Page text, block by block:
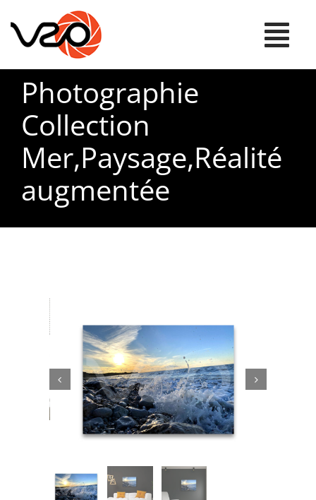
au
contenu
Accueil
Boutique
A propos
Rechercher:
Photographie
Collection
Mer,Paysage,Réalité
augmentée
 